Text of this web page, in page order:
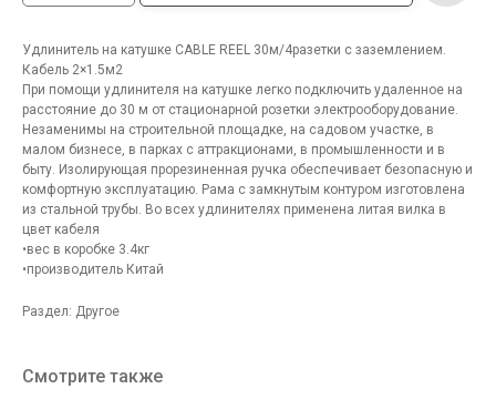
Удлинитель на катушке CABLE REEL 30м/4разетки с заземлением.
Кабель 2×1.5м2
При помощи удлинителя на катушке легко подключить удаленное на
расстояние до 30 м от стационарной розетки электрооборудование.
Незаменимы на строительной площадке, на садовом участке, в
малом бизнесе, в парках с аттракционами, в промышленности и в
быту. Изолирующая прорезиненная ручка обеспечивает безопасную и
комфортную эксплуатацию. Рама с замкнутым контуром изготовлена
из стальной трубы. Во всех удлинителях применена литая вилка в
цвет кабеля
•вес в коробке 3.4кг
•производитель Китай
Раздел: Другое
Смотрите также